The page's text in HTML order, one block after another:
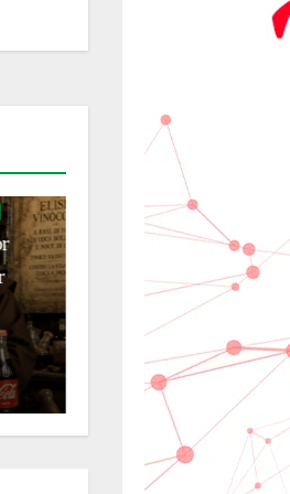
HISTÓRIA E CULTURA
De São Paulo a
Marche: a surpresa
anos de Angelo
04/08/2026
Francesco Sibilla